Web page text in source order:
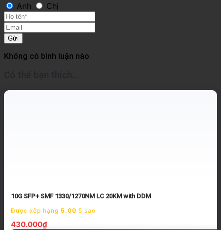
Anh Chị
Gửi
Không có bình luận nào
10G SFP+ SMF 1330/1270NM LC 20KM with DDM
Được xếp hạng 5.00 5 sao
430.000₫